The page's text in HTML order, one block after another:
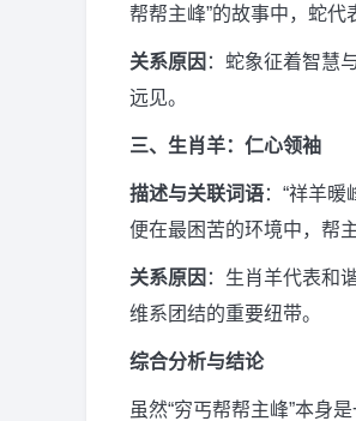
帮帮主峰”的故事中，蛇代
关系原因 ：蛇象征着智慧
远见。
三、生肖羊：仁心领袖
描述与关联词语：“祥羊
便在最困苦的环境中，帮
关系原因 ：生肖羊代表和
维系团结的重要纽带。
综合分析与结论
虽然“穷丐帮帮主峰”本身